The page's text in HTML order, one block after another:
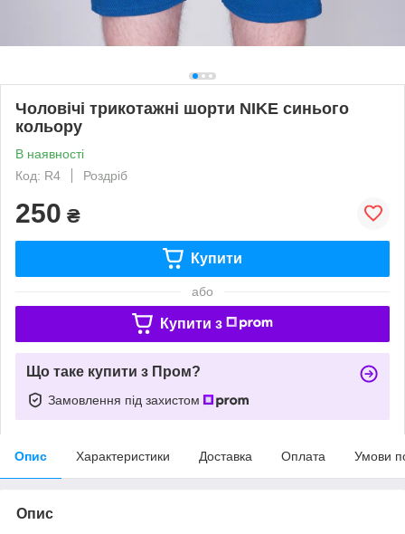
Чоловічі трикотажні шорти NIKE синього
кольору
В наявності
Код: R4
Роздріб
250 ₴
Купити
або
Купити з
Що таке купити з Пром?
Замовлення під захистом
Опис Характеристики Доставка Оплата Умови
Опис